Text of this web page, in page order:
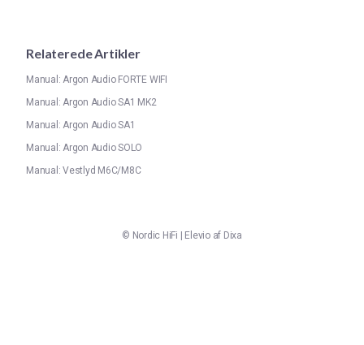
Relaterede Artikler
Manual: Argon Audio FORTE WIFI
Manual: Argon Audio SA1 MK2
Manual: Argon Audio SA1
Manual: Argon Audio SOLO
Manual: Vestlyd M6C/M8C
© Nordic HiFi | Elevio af Dixa